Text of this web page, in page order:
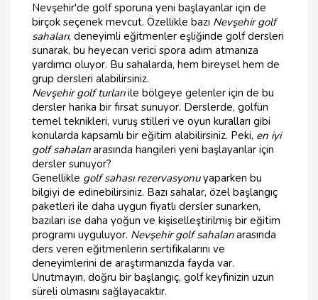
Nevşehir'de golf sporuna yeni başlayanlar için de
birçok seçenek mevcut. Özellikle bazı Nevşehir golf
sahaları, deneyimli eğitmenler eşliğinde golf dersleri
sunarak, bu heyecan verici spora adım atmanıza
yardımcı oluyor. Bu sahalarda, hem bireysel hem de
grup dersleri alabilirsiniz.
Nevşehir golf turlarıile bölgeye gelenler için de bu
dersler harika bir fırsat sunuyor. Derslerde, golfün
temel teknikleri, vuruş stilleri ve oyun kuralları gibi
konularda kapsamlı bir eğitim alabilirsiniz. Peki, en iyi
golf sahalarıarasında hangileri yeni başlayanlar için
dersler sunuyor?
Genellikle golf sahası rezervasyonuyaparken bu
bilgiyi de edinebilirsiniz. Bazı sahalar, özel başlangıç
paketleri ile daha uygun fiyatlı dersler sunarken,
bazıları ise daha yoğun ve kişiselleştirilmiş bir eğitim
programı uyguluyor. Nevşehir golf sahalarıarasında
ders veren eğitmenlerin sertifikalarını ve
deneyimlerini de araştırmanızda fayda var.
Unutmayın, doğru bir başlangıç, golf keyfinizin uzun
süreli olmasını sağlayacaktır.